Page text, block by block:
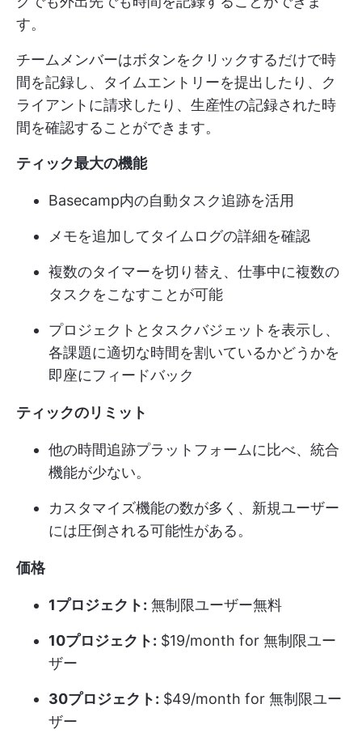
す。
チームメンバーはボタンをクリックするだけで時
間を記録し、タイムエントリーを提出したり、ク
ライアントに請求したり、生産性の記録された時
間を確認することができます。
ティック最大の機能
Basecamp内の自動タスク追跡を活用
メモを追加してタイムログの詳細を確認
複数のタイマーを切り替え、仕事中に複数の
タスクをこなすことが可能
プロジェクトとタスクバジェットを表示し、
各課題に適切な時間を割いているかどうかを
即座にフィードバック
ティックのリミット
他の時間追跡プラットフォームに比べ、統合
機能が少ない。
カスタマイズ機能の数が多く、新規ユーザー
には圧倒される可能性がある。
価格
1プロジェクト: 無制限ユーザー無料
10プロジェクト: $19/month for 無制限ユー
ザー
30プロジェクト: $49/month for 無制限ユー
ザー